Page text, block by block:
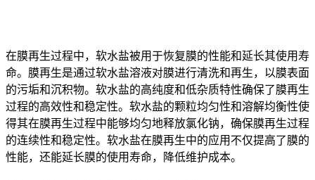
在膜再生过程中，软水盐被用于恢复膜的性能和延长其使用寿
命。膜再生是通过软水盐溶液对膜进行清洗和再生，以膜表面
的污垢和沉积物。软水盐的高纯度和低杂质特性确保了膜再生
过程的高效性和稳定性。软水盐的颗粒均匀性和溶解均衡性使
得其在膜再生过程中能够均匀地释放氯化钠，确保膜再生过程
的连续性和稳定性。软水盐在膜再生中的应用不仅提高了膜的
性能，还能延长膜的使用寿命，降低维护成本。